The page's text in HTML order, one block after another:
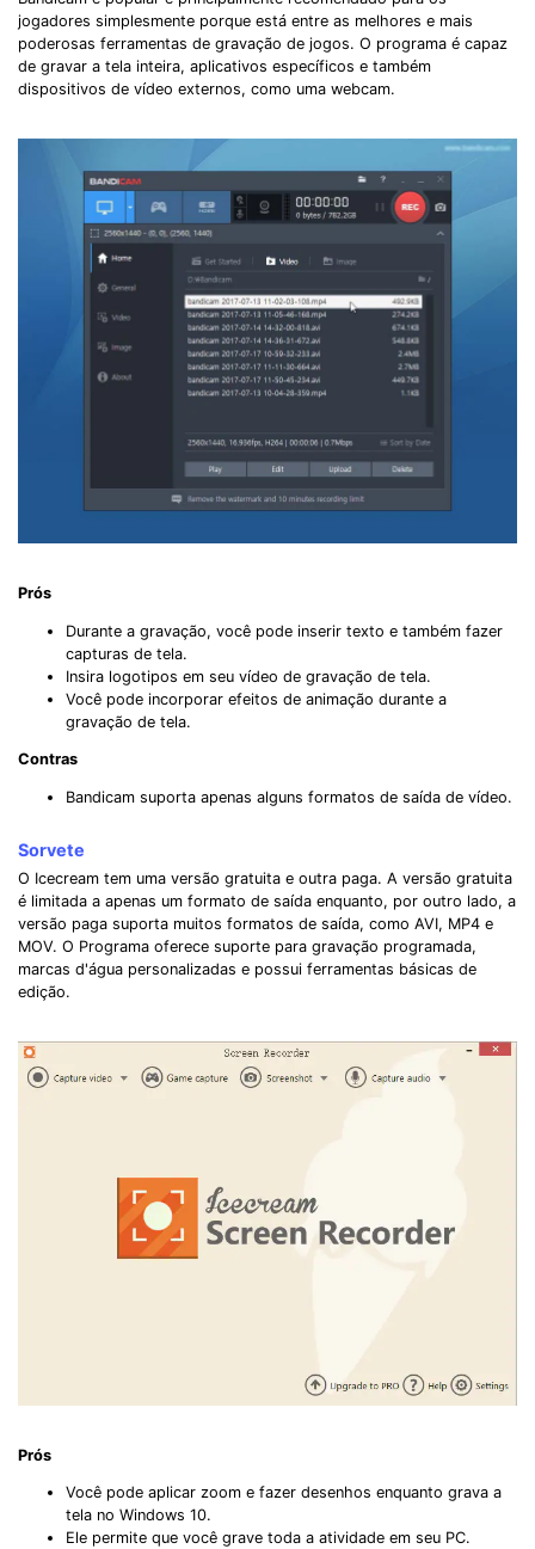
jogadores simplesmente porque está entre as melhores e mais
poderosas ferramentas de gravação de jogos. O programa é capaz
de gravar a tela inteira, aplicativos específicos e também
dispositivos de vídeo externos, como uma webcam.
Prós
Durante a gravação, você pode inserir texto e também fazer
capturas de tela.
Insira logotipos em seu vídeo de gravação de tela.
Você pode incorporar efeitos de animação durante a
gravação de tela.
Contras
Bandicam suporta apenas alguns formatos de saída de vídeo.
Sorvete
O Icecream tem uma versão gratuita e outra paga. A versão gratuita
é limitada a apenas um formato de saída enquanto, por outro lado, a
versão paga suporta muitos formatos de saída, como AVI, MP4 e
MOV. O Programa oferece suporte para gravação programada,
marcas d'água personalizadas e possui ferramentas básicas de
edição.
Prós
Você pode aplicar zoom e fazer desenhos enquanto grava a
tela no Windows 10.
Ele permite que você grave toda a atividade em seu PC.